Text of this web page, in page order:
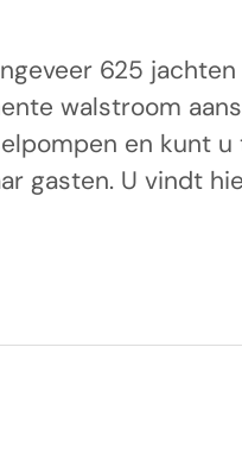
625
walstroom
en kunt
gasten. U vindt